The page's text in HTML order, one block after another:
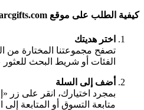
كيفية الطلب على موقع decomarcgifts.com
اختر هديتك
تصفح مجموعتنا المختارة من
الفئات أو شريط البحث
أضف إلى السلة
بمجرد اختيارك، انقر على زر
متابعة التسوق أو المتابعة إلى